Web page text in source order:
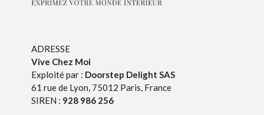
ADRESSE
Vive Chez Moi
Exploité par : Doorstep Delight SAS
61 rue de Lyon, 75012 Paris, France
SIREN : 928 986 256